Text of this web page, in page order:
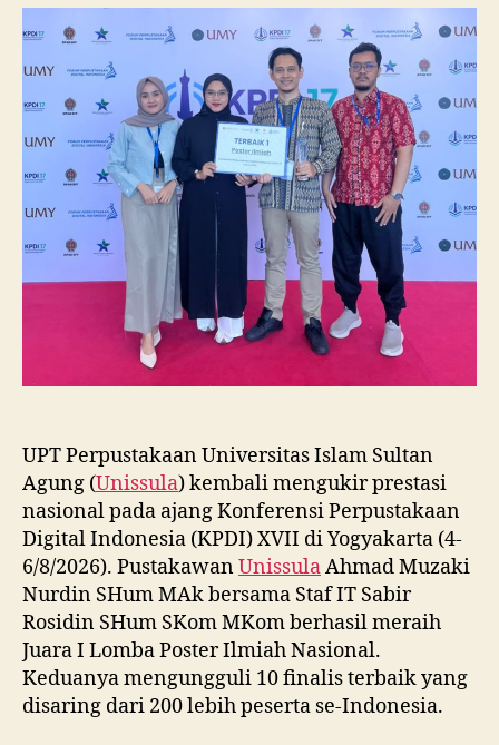
Raih
Juara
Lomba
Poster
Ilmiah
Nasional
di
KPDI
XVII
UPT Perpustakaan Universitas Islam Sultan
Agung (Unissula) kembali mengukir prestasi
nasional pada ajang Konferensi Perpustakaan
Digital Indonesia (KPDI) XVII di Yogyakarta (4-
6/8/2026). PustakawanUnissulaAhmad Muzaki
Nurdin SHum MAk bersama Staf IT Sabir
Rosidin SHum SKom MKom berhasil meraih
Juara I Lomba Poster Ilmiah Nasional.
Keduanya mengungguli 10 finalis terbaik yang
disaring dari 200 lebih peserta se-Indonesia.